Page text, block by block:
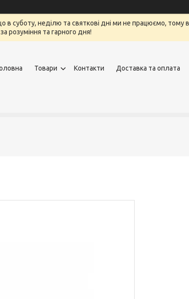
в суботу, неділю та святкові дні ми не працюємо, тому
розуміння та гарного дня!
Товари Контакти Доставка та оплата